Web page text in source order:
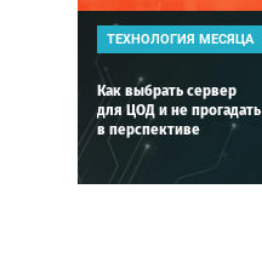
ТЕХНОЛОГИЯ МЕСЯЦА
Как выбрать сервер
для ЦОД и не прогадать
в перспективе